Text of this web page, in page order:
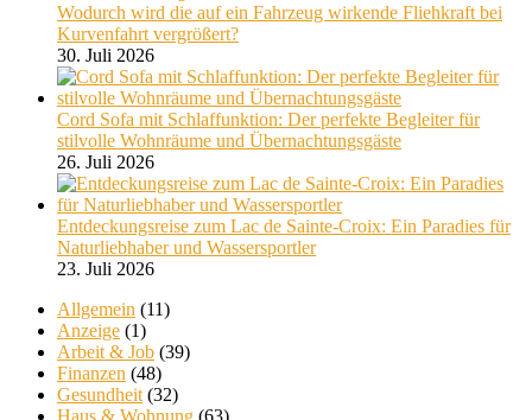
Wodurch wird die auf ein Fahrzeug wirkende Fliehkraft bei
Kurvenfahrt vergrößert?
30. Juli 2026
Cord Sofa mit Schlaffunktion: Der perfekte Begleiter für
stilvolle Wohnräume und Übernachtungsgäste
26. Juli 2026
Entdeckungsreise zum Lac de Sainte-Croix: Ein Paradies für
Naturliebhaber und Wassersportler
23. Juli 2026
Allgemein (11)
Anzeige (1)
Arbeit & Job (39)
Finanzen (48)
Gesundheit (32)
Haus & Wohnung (63)